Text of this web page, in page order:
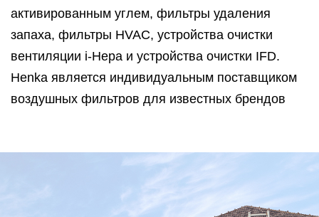
активированным углем, фильтры удаления
запаха, фильтры HVAC, устройства очистки
вентиляции i-Hepa и устройства очистки IFD.
Henka является индивидуальным поставщиком
воздушных фильтров для известных брендов
предлагает не только воздушные фильтры, но и
профессиональные решения для очистки